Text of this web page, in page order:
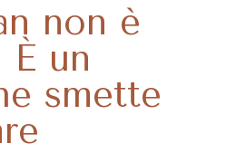
non è
È un
smette